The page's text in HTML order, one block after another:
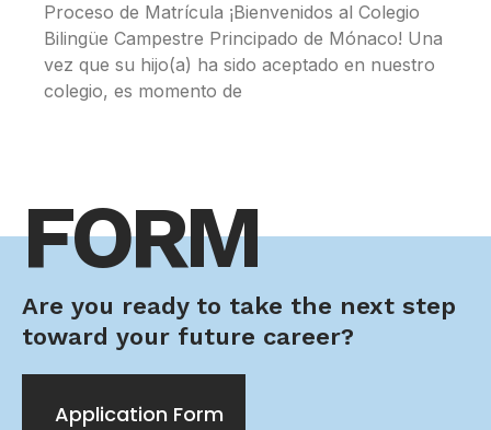
Proceso de Matrícula ¡Bienvenidos al Colegio
Bilingüe Campestre Principado de Mónaco! Una
vez que su hijo(a) ha sido aceptado en nuestro
colegio, es momento de
FORM
Are you ready to take the next step
toward your future career?
Application Form